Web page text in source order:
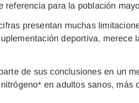
para la población
presentan muchas
deportiva, merece
de sus conclusiones en un
en adultos sanos, más